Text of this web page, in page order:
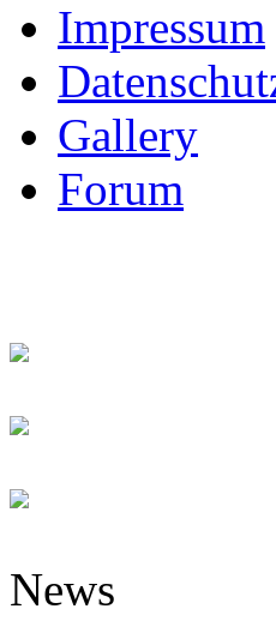
Impressum
Gallery
Forum
News